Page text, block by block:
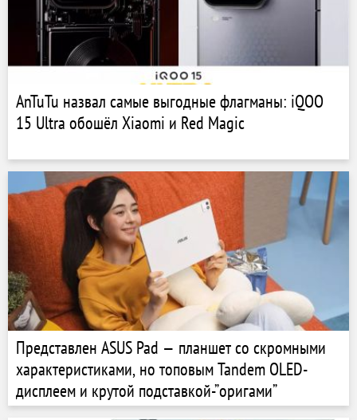
AnTuTu назвал самые выгодные флагманы: iQOO
15 Ultra обошёл Xiaomi и Red Magic
Представлен ASUS Pad — планшет со скромными
характеристиками, но топовым Tandem OLED-
дисплеем и крутой подставкой-”оригами”